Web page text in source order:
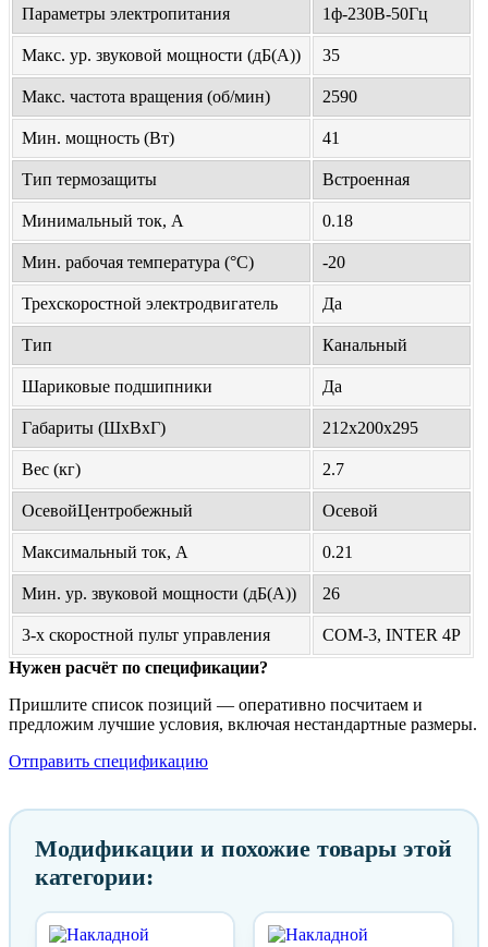
Параметры электропитания 1ф-230В-50Гц
Макс. ур. звуковой мощности (дБ(А)) 35
Макс. частота вращения (об/мин) 2590
Мин. мощность (Вт) 41
Тип термозащиты Встроенная
Минимальный ток, А 0.18
Мин. рабочая температура (°С) -20
Трехскоростной электродвигатель Да
Тип Канальный
Шариковые подшипники Да
Габариты (ШхВхГ) 212x200x295
Вес (кг) 2.7
ОсевойЦентробежный Осевой
Максимальный ток, А 0.21
Мин. ур. звуковой мощности (дБ(А)) 26
3-х скоростной пульт управления
COM-3, INTER 4P
Нужен расчёт по спецификации?
Пришлите список позиций — оперативно посчитаем и
предложим лучшие условия, включая нестандартные размеры.
Отправить спецификацию
Модификации и похожие товары этой
категории: